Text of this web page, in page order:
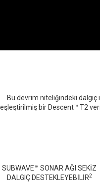
Bu devrim niteliğindeki dalgıç
eşleştirilmiş bir Descent™ T2
SUBWAVE™ SONAR AĞI SEKİZ
DALGIÇ DESTEKLEYEBİLİR2